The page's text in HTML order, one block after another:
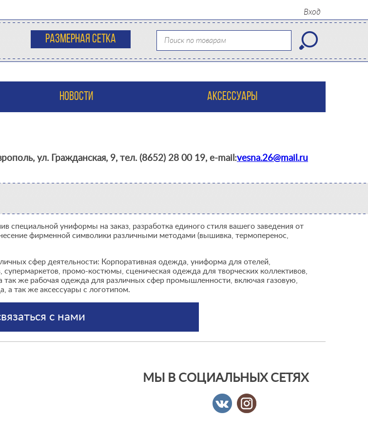
Размерная сетка
Вход
НОВОСТИ АКСЕССУАРЫ
ул. Гражданская, 9, тел. (8652) 28 00 19, e-mail:vesna.26@mail.ru
специальной униформы на заказ, разработка единого стиля вашего заведения от
фирменной символики различными методами (вышивка, термоперенос,
сфер деятельности: Корпоративная одежда, униформа для отелей,
супермаркетов, промо-костюмы, сценическая одежда для творческих коллективов,
так же рабочая одежда для различных сфер промышленности, включая газовую,
а так же аксессуары с логотипом.
с нами
МЫ В СОЦИАЛЬНЫХ СЕТЯХ